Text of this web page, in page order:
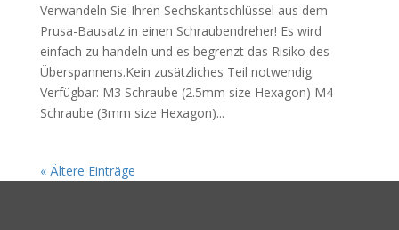
Verwandeln Sie Ihren Sechskantschlüssel aus dem
Prusa-Bausatz in einen Schraubendreher! Es wird
einfach zu handeln und es begrenzt das Risiko des
Überspannens.Kein zusätzliches Teil notwendig.
Verfügbar: M3 Schraube (2.5mm size Hexagon) M4
Schraube (3mm size Hexagon)...
« Ältere Einträge